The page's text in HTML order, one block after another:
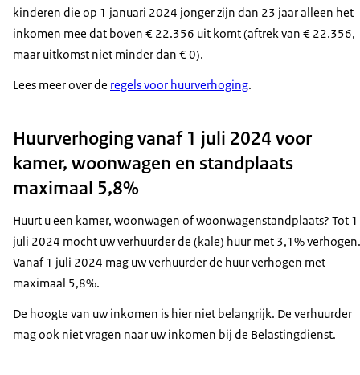
kinderen die op 1 januari 2024 jonger zijn dan 23 jaar alleen het
inkomen mee dat boven € 22.356 uit komt (aftrek van € 22.356,
maar uitkomst niet minder dan € 0).
Lees meer over de regels voor huurverhoging.
Huurverhoging vanaf 1 juli 2024 voor
kamer, woonwagen en standplaats
maximaal 5,8%
Huurt u een kamer, woonwagen of woonwagenstandplaats? Tot 1
juli 2024 mocht uw verhuurderde (kale) huur met 3,1% verhogen.
Vanaf 1 juli 2024 mag uw verhuurder de huur verhogen met
maximaal 5,8%.
De hoogte van uw inkomen is hier niet belangrijk. De verhuurder
mag ook niet vragen naar uw inkomen bij de Belastingdienst.